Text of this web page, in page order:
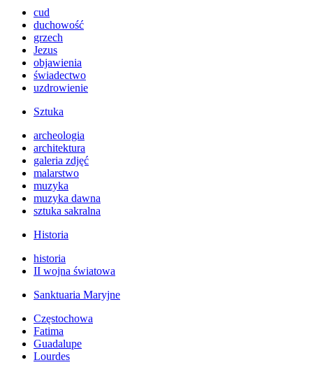
cud
duchowość
grzech
Jezus
objawienia
świadectwo
uzdrowienie
Sztuka
archeologia
architektura
galeria zdjęć
malarstwo
muzyka
muzyka dawna
sztuka sakralna
Historia
historia
II wojna światowa
Sanktuaria Maryjne
Częstochowa
Fatima
Guadalupe
Lourdes